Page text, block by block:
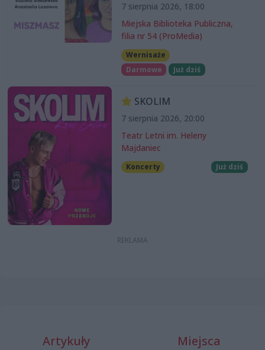
7 sierpnia 2026, 18:00
Miejska Biblioteka Publiczna,
filia nr 54 (ProMedia)
Wernisaże
Darmowe
Już dziś
SKOLIM
7 sierpnia 2026, 20:00
Teatr Letni im. Heleny
Majdaniec
Koncerty Już dziś
Artykuły Miejsca